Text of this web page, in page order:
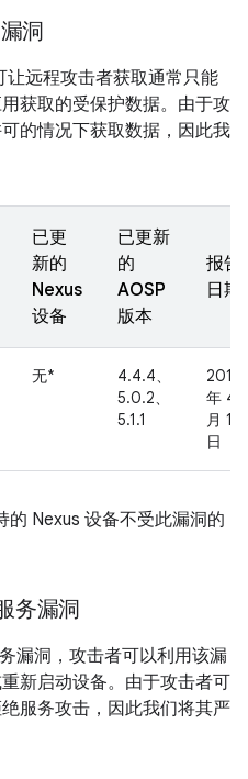
洞
让远程攻击者获取通常只能
获取的受保护数据。由于攻
的情况下获取数据，因此我
已更
新的
Nexus
设备
已更新
的
AOSP
版本
报告
日期
无*
4.4.4、
5.0.2、
5.1.1
2016
年 4
月 13
日
Nexus 设备不受此漏洞的
务漏洞
漏洞，攻击者可以利用该漏
新启动设备。由于攻击者可
服务攻击，因此我们将其严